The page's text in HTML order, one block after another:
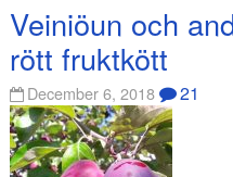
Veiniöun och
rött fruktkött
December 6, 2018 21